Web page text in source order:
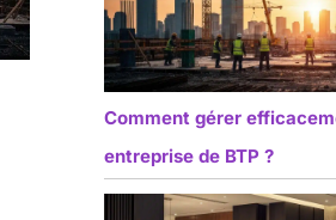
Comment gérer
entreprise de BTP ?